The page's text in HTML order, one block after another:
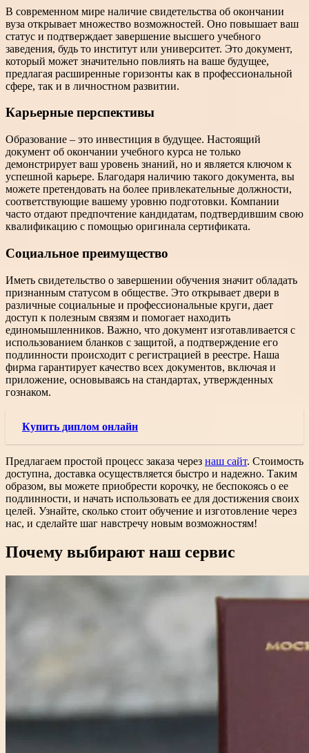
В современном мире наличие свидетельства об окончании
вуза открывает множество возможностей. Оно повышает ваш
статус и подтверждает завершение высшего учебного
заведения, будь то институт или университет. Это документ,
который может значительно повлиять на ваше будущее,
предлагая расширенные горизонты как в профессиональной
сфере, так и в личностном развитии.
Карьерные перспективы
Образование – это инвестиция в будущее. Настоящий
документ об окончании учебного курса не только
демонстрирует ваш уровень знаний, но и является ключом к
успешной карьере. Благодаря наличию такого документа, вы
можете претендовать на более привлекательные должности,
соответствующие вашему уровню подготовки. Компании
часто отдают предпочтение кандидатам, подтвердившим свою
квалификацию с помощью оригинала сертификата.
Социальное преимущество
Иметь свидетельство о завершении обучения значит обладать
признанным статусом в обществе. Это открывает двери в
различные социальные и профессиональные круги, дает
доступ к полезным связям и помогает находить
единомышленников. Важно, что документ изготавливается с
использованием бланков с защитой, а подтверждение его
подлинности происходит с регистрацией в реестре. Наша
фирма гарантирует качество всех документов, включая и
приложение, основываясь на стандартах, утвержденных
гознаком.
Купить диплом онлайн
Предлагаем простой процесс заказа через наш сайт. Стоимость
доступна, доставка осуществляется быстро и надежно. Таким
образом, вы можете приобрести корочку, не беспокоясь о ее
подлинности, и начать использовать ее для достижения своих
целей. Узнайте, сколько стоит обучение и изготовление через
нас, и сделайте шаг навстречу новым возможностям!
Почему выбирают наш сервис